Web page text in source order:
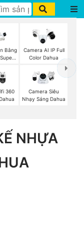
Bằng
Camera AI IP Full
Color Dahua
360
Camera Siêu
Nhạy Sáng Dahua
NHỰA